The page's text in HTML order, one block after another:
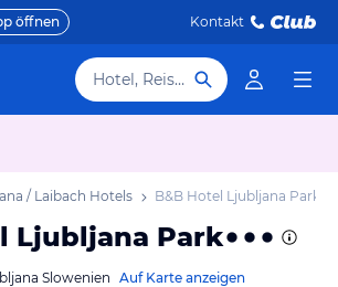
öffnen Kontakt
Hotel, Reiseziel
/ Laibach Hotels B&B Hotel Ljubljana Park
Ljubljana Park
Slowenien Auf Karte anzeigen